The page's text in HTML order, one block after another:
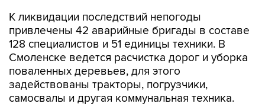
К ликвидации последствий непогоды
привлечены 42 аварийные бригады в составе
128 специалистов и 51 единицы техники. В
Смоленске ведется расчистка дорог и уборка
поваленных деревьев, для этого
задействованы тракторы, погрузчики,
самосвалы и другая коммунальная техника.